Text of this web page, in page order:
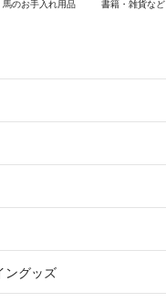
馬のお手入れ用品 書籍・雑貨など
ト
革 キュロット
革 キュロット
ツ・タンクトップ
ゾン
ェア
ングッズ